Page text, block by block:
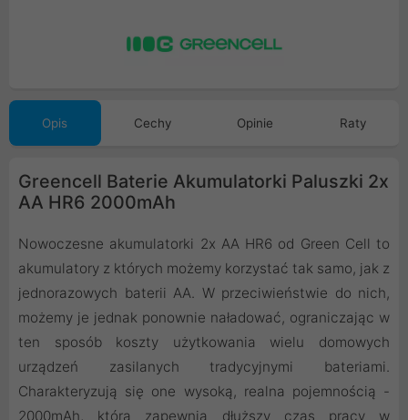
Opis Cechy Opinie Raty
Greencell Baterie Akumulatorki Paluszki 2x
AA HR6 2000mAh
Nowoczesne akumulatorki 2x AA HR6 od Green Cell to
akumulatory z których możemy korzystać tak samo, jak z
jednorazowych baterii AA. W przeciwieństwie do nich,
możemy je jednak ponownie naładować, ograniczając w
ten sposób koszty użytkowania wielu domowych
urządzeń zasilanych tradycyjnymi bateriami.
Charakteryzują się one wysoką, realna pojemnością -
2000mAh, która zapewnia dłuższy czas pracy w